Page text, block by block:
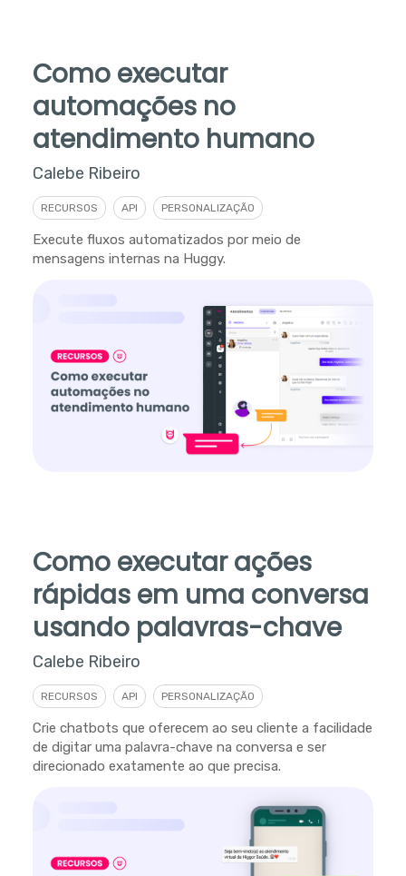
Como executar
automações no
atendimento humano
Calebe Ribeiro
RECURSOS API PERSONALIZAÇÃO
Execute fluxos automatizados por meio de
mensagens internas na Huggy.
Como executar ações
rápidas em uma conversa
usando palavras-chave
Calebe Ribeiro
RECURSOS API PERSONALIZAÇÃO
Crie chatbots que oferecem ao seu cliente a facilidade
de digitar uma palavra-chave na conversa e ser
direcionado exatamente ao que precisa.